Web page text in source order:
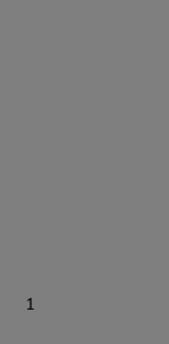
1